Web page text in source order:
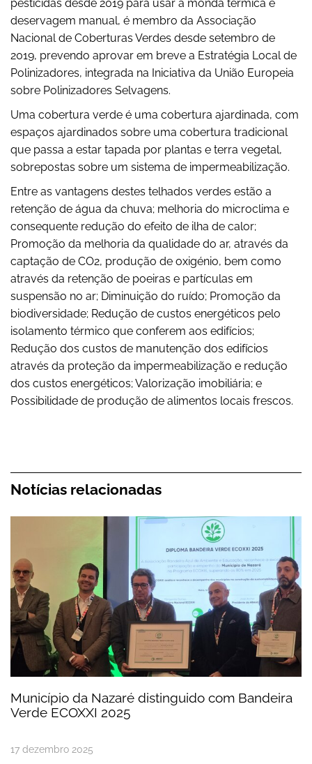
pesticidas desde 2019 para usar a monda térmica e
deservagem manual, é membro da Associação
Nacional de Coberturas Verdes desde setembro de
2019, prevendo aprovar em breve a Estratégia Local de
Polinizadores, integrada na Iniciativa da União Europeia
sobre Polinizadores Selvagens.
Uma cobertura verde é uma cobertura ajardinada, com
espaços ajardinados sobre uma cobertura tradicional
que passa a estar tapada por plantas e terra vegetal,
sobrepostas sobre um sistema de impermeabilização.
Entre as vantagens destes telhados verdes estão a
retenção de água da chuva; melhoria do microclima e
consequente redução do efeito de ilha de calor;
Promoção da melhoria da qualidade do ar, através da
captação de CO2, produção de oxigénio, bem como
através da retenção de poeiras e partículas em
suspensão no ar; Diminuição do ruído; Promoção da
biodiversidade; Redução de custos energéticos pelo
isolamento térmico que conferem aos edifícios;
Redução dos custos de manutenção dos edifícios
através da proteção da impermeabilização e redução
dos custos energéticos; Valorização imobiliária; e
Possibilidade de produção de alimentos locais frescos.
Notícias relacionadas
Município da Nazaré distinguido com Bandeira
Município da Nazaré distinguido com Bandeira
Verde ECOXXI 2025
17 dezembro 2025